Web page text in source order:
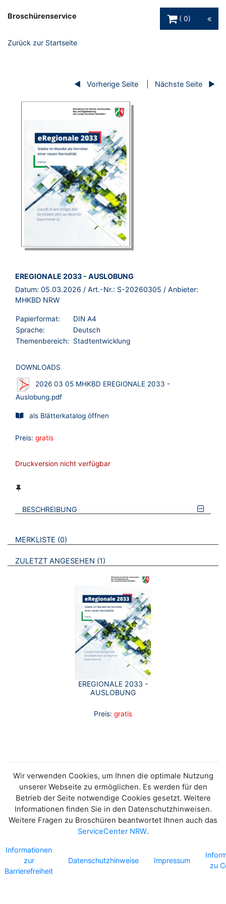
Broschürenservice
0
Zurück zur Startseite
Vorherige Seite Nächste Seite
BROSCHÜRE:
EREGIONALE 2033 - AUSLOBUNG
Datum: 05.03.2026 / Art.-Nr.: S-20260305 / Anbieter:
MHKBD NRW
Papierformat:
DIN A4
Sprache:
Deutsch
Themenbereich:
Stadtentwicklung
DOWNLOADS
2026 03 05 MHKBD EREGIONALE 2033 -
Auslobung.pdf
als Blätterkatalog öffnen
Preis: gratis
Druckversion nicht verfügbar
BESCHREIBUNG
VERWEISE AUF VERMERKTE- ODER ZULETZT ANGESEHENE
MERKLISTE 0 BROSCHÜREN
ZULETZT ANGESEHEN 1 BROSCHÜREN
EREGIONALE 2033 -
AUSLOBUNG
Preis: gratis
Wir verwenden Cookies, um Ihnen die optimale Nutzung
unserer Webseite zu ermöglichen. Es werden für den
Betrieb der Seite notwendige Cookies gesetzt. Weitere
Informationen finden Sie in den Datenschutzhinweisen.
Weitere Fragen zu Broschüren beantwortet Ihnen auch das
ServiceCenter NRW.
Informationen
zur
Barrierefreiheit
Datenschutzhinweise Impressum
zu